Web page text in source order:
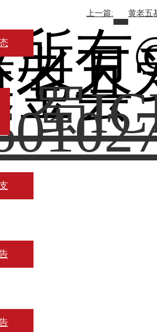
上一篇: 黄老五
所
老五
金
蜀